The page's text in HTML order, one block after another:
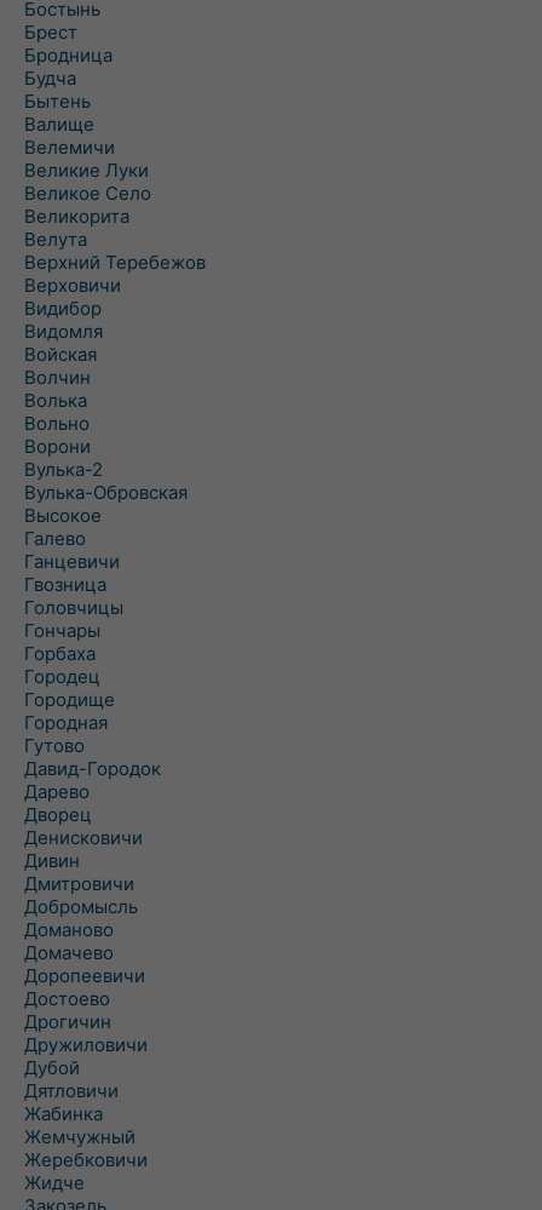
Бостынь
Брест
Бродница
Будча
Бытень
Валище
Велемичи
Великие Луки
Великое Село
Великорита
Велута
Верхний Теребежов
Верховичи
Видибор
Видомля
Войская
Волчин
Волька
Вольно
Ворони
Вулька-2
Вулька-Обровская
Высокое
Галево
Ганцевичи
Гвозница
Головчицы
Гончары
Горбаха
Городец
Городище
Городная
Гутово
Давид-Городок
Дарево
Дворец
Денисковичи
Дивин
Дмитровичи
Добромысль
Доманово
Домачево
Доропеевичи
Достоево
Дрогичин
Дружиловичи
Дубой
Дятловичи
Жабинка
Жемчужный
Жеребковичи
Жидче